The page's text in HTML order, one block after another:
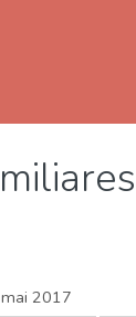
Praias
2017